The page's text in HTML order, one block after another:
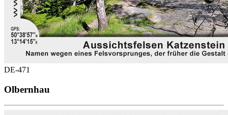
DE-471
Olbernhau